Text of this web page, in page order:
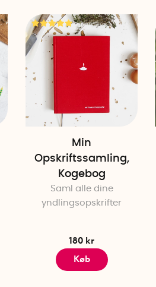
Min
Opskriftssamling,
Kogebog
Saml alle dine
yndlingsopskrifter
180 kr
Køb